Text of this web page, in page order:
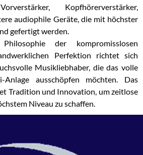
Kopfhörerverstärker,
audiophile Geräte, die mit höchster
gefertigt werden.
der kompromisslosen
Perfektion richtet sich
Musikliebhaber, die das volle
ausschöpfen möchten. Das
Tradition und Innovation, um zeitlose
Niveau zu schaffen.